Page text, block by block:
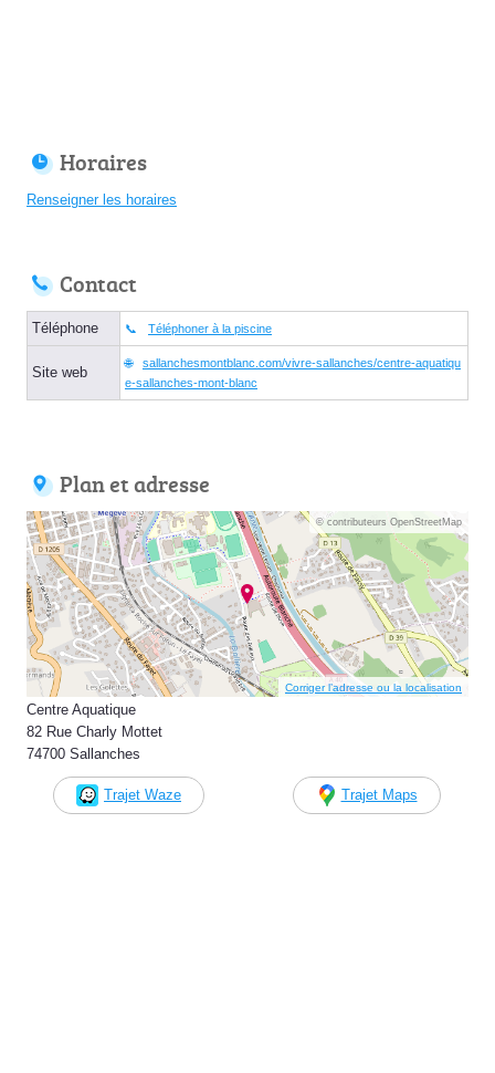
Horaires
Renseigner les horaires
Contact
Téléphone Téléphoner à la piscine
Site web
sallanchesmontblanc.com/vivre-sallanches/centre-aquatiqu
e-sallanches-mont-blanc
Plan et adresse
© contributeurs OpenStreetMap
Corriger l’adresse ou la localisation
Centre Aquatique
82 Rue Charly Mottet
74700 Sallanches
Trajet Waze Trajet Maps